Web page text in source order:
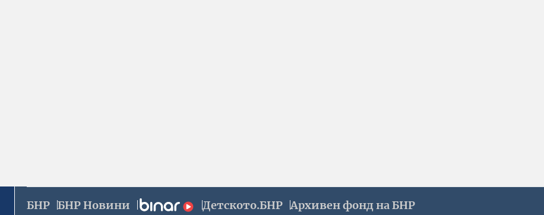
БНР БНР Новини Детското.БНР Архивен фонд на БНР